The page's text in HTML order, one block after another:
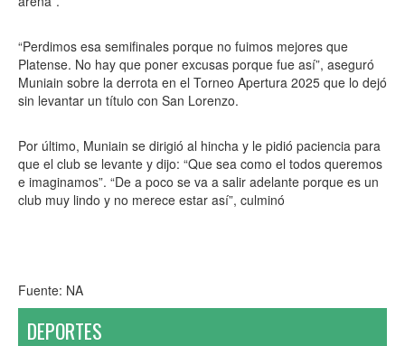
“Perdimos esa semifinales porque no fuimos mejores que
Platense. No hay que poner excusas porque fue así”, aseguró
Muniain sobre la derrota en el Torneo Apertura 2025 que lo dejó
sin levantar un título con San Lorenzo.
Por último, Muniain se dirigió al hincha y le pidió paciencia para
que el club se levante y dijo: “Que sea como el todos queremos
e imaginamos”. “De a poco se va a salir adelante porque es un
club muy lindo y no merece estar así”, culminó
Fuente: NA
DEPORTES